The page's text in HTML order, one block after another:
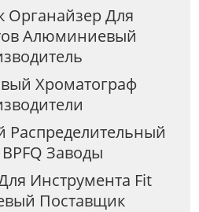
Органайзер Для
Алюминиевый
Хроматограф
Распределительный
Заводы
Инструмента Fit
Поставщик